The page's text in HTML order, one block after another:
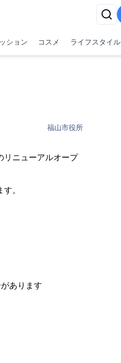
ション コスメ ライフスタイル
福山市役所
ニューアルオープ
。
あります